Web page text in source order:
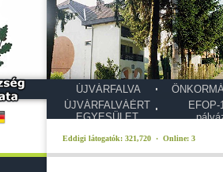
ÚJVÁRFALVA
ÚJVÁRFALVÁÉRT
EGYESÜLET
EFOP-
Eddigi látogatók: 321,720 · Online: 3